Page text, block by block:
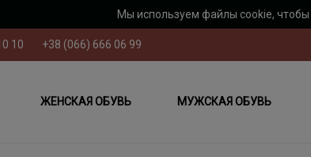
Мы используем файлы cookie, чтобы
10 +38 (066) 666 06 99
ЖЕНСКАЯ ОБУВЬ МУЖСКАЯ ОБУВЬ